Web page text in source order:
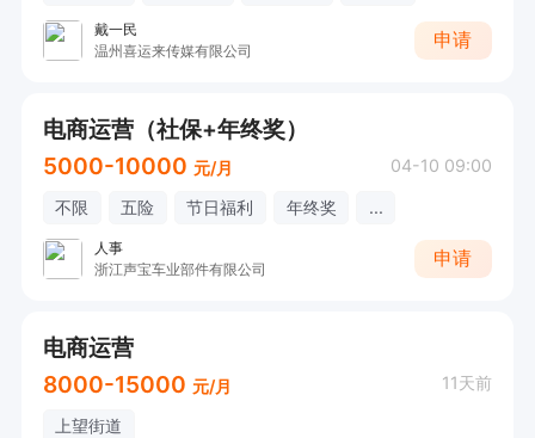
戴一民
温州喜运来传媒有限公司
申请
电商运营（社保+年终奖）
5000-10000 元/月 04-10 09:00
不限 五险 节日福利 年终奖 ...
人事
浙江声宝车业部件有限公司
申请
电商运营
8000-15000 元/月 11天前
上望街道